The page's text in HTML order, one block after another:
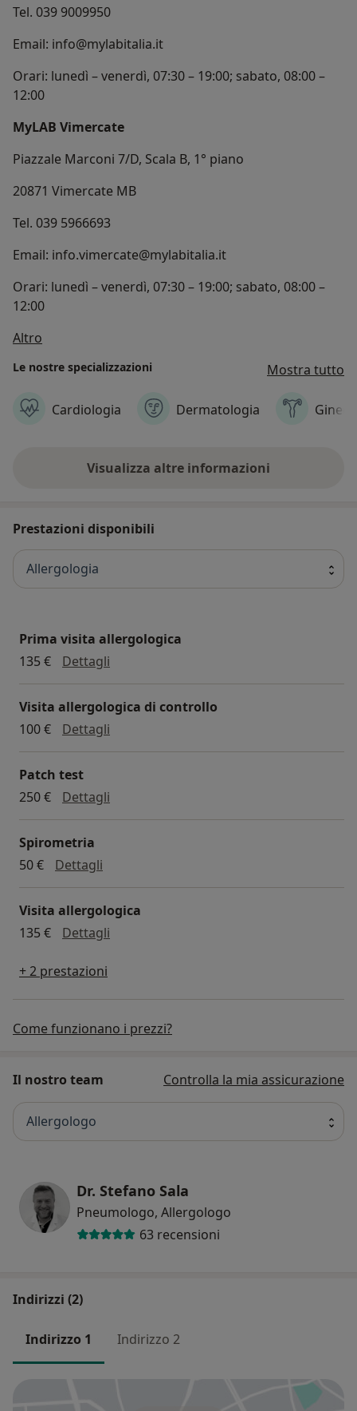
Tel. 039 9009950
Email: info@mylabitalia.it
Orari: lunedì – venerdì, 07:30 – 19:00; sabato, 08:00 –
12:00
MyLAB Vimercate
Piazzale Marconi 7/D, Scala B, 1° piano
20871 Vimercate MB
Tel. 039 5966693
Email: info.vimercate@mylabitalia.it
Orari: lunedì – venerdì, 07:30 – 19:00; sabato, 08:00 –
12:00
Altro
Le nostre specializzazioni Mostra tutto
Cardiologia Dermatologia
Visualizza altre informazioni
Prestazioni disponibili
Allergologia
Prima visita allergologica
135 €
Dettagli
Visita allergologica di controllo
100 €
Dettagli
Patch test
250 €
Dettagli
Spirometria
50 €
Dettagli
Visita allergologica
135 €
Dettagli
+ 2 prestazioni
Come funzionano i prezzi?
Il nostro team Controlla la mia assicurazione
Allergologo
Dr. Stefano Sala
Pneumologo, Allergologo
63 recensioni
Indirizzi (2)
Indirizzo 1 Indirizzo 2